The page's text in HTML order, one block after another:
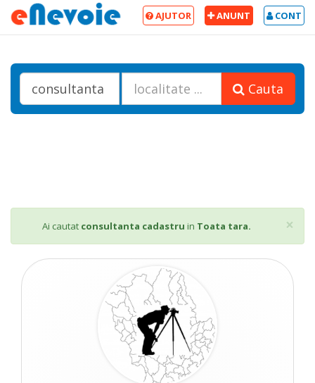
CONT
ANUNT
AJUTOR
Cauta
×
Ai cautat consultanta cadastru in Toata tara.